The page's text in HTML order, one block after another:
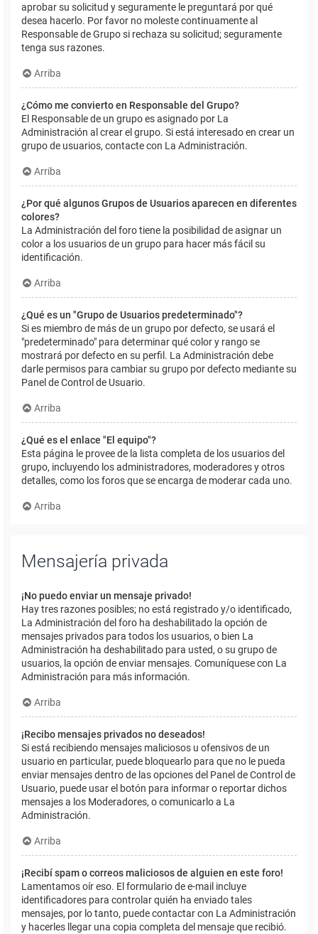
aprobar su solicitud y seguramente le preguntará por qué
desea hacerlo. Por favor no moleste continuamente al
Responsable de Grupo si rechaza su solicitud; seguramente
tenga sus razones.
Arriba
¿Cómo me convierto en Responsable del Grupo?
El Responsable de un grupo es asignado por La
Administración al crear el grupo. Si está interesado en crear un
grupo de usuarios, contacte con La Administración.
Arriba
¿Por qué algunos Grupos de Usuarios aparecen en diferentes
colores?
La Administración del foro tiene la posibilidad de asignar un
color a los usuarios de un grupo para hacer más fácil su
identificación.
Arriba
¿Qué es un "Grupo de Usuarios predeterminado"?
Si es miembro de más de un grupo por defecto, se usará el
"predeterminado" para determinar qué color y rango se
mostrará por defecto en su perfil. La Administración debe
darle permisos para cambiar su grupo por defecto mediante su
Panel de Control de Usuario.
Arriba
¿Qué es el enlace "El equipo"?
Esta página le provee de la lista completa de los usuarios del
grupo, incluyendo los administradores, moderadores y otros
detalles, como los foros que se encarga de moderar cada uno.
Arriba
Mensajería privada
¡No puedo enviar un mensaje privado!
Hay tres razones posibles; no está registrado y/o identificado,
La Administración del foro ha deshabilitado la opción de
mensajes privados para todos los usuarios, o bien La
Administración ha deshabilitado para usted, o su grupo de
usuarios, la opción de enviar mensajes. Comuníquese con La
Administración para más información.
Arriba
¡Recibo mensajes privados no deseados!
Si está recibiendo mensajes maliciosos u ofensivos de un
usuario en particular, puede bloquearlo para que no le pueda
enviar mensajes dentro de las opciones del Panel de Control de
Usuario, puede usar el botón para informar o reportar dichos
mensajes a los Moderadores, o comunicarlo a La
Administración.
Arriba
¡Recibí spam o correos maliciosos de alguien en este foro!
Lamentamos oír eso. El formulario de e-mail incluye
identificadores para controlar quién ha enviado tales
mensajes, por lo tanto, puede contactar con La Administración
y hacerles llegar una copia completa del mensaje que recibió.